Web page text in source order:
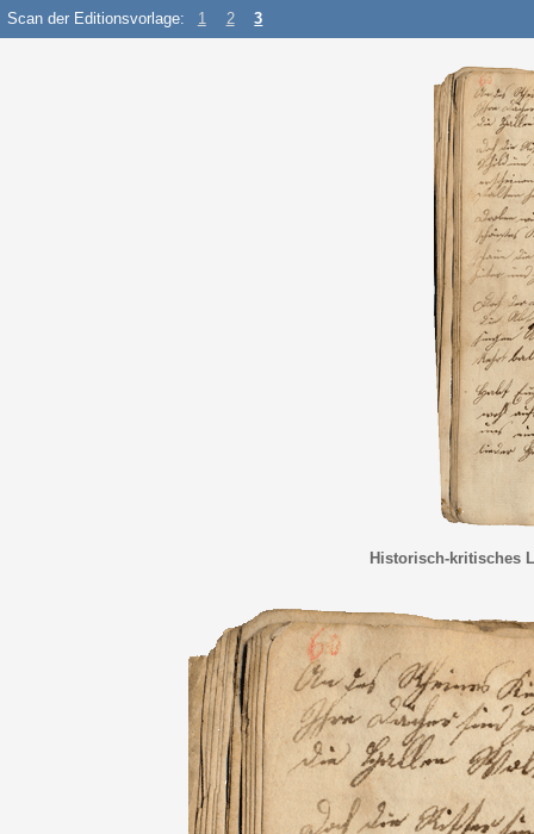
Scan der Editionsvorlage: 1 2 3
Historisch-kritisches